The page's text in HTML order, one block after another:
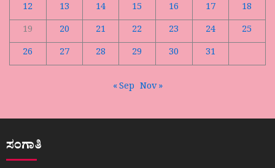
12
13 14 15 16 17
18
19
20 21 22 23 24
25
26
27 28 29 30 31
« Sep Nov »
ಸಂಗಾತಿ